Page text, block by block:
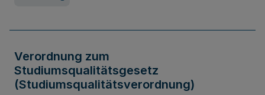
Verordnung zum
Studiumsqualitätsgesetz
(Studiumsqualitätsverordnung)